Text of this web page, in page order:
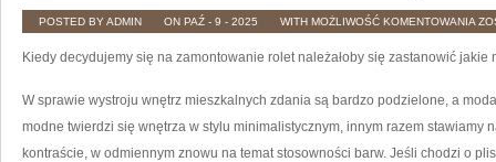
POSTED BY ADMIN ON PAŹ - 9 - 2025 WITH MOŻLIWOŚĆ KOMENTOWANIA
Kiedy decydujemy się na zamontowanie rolet należałoby się zastanowić jakie
W sprawie wystroju wnętrz mieszkalnych zdania są bardzo podzielone, a
modne twierdzi się wnętrza w stylu minimalistycznym, innym razem stawiamy
kontraście, w odmiennym znowu na temat stosowności barw. Jeśli chodzi o